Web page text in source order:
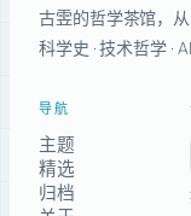
古雴的哲学茶馆，从
科学史 · 技术哲学 · AI
导航
主题
精选
归档